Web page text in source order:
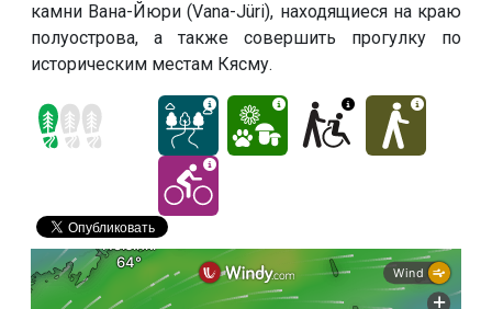
камни Вана-Йюри (Vana-Jüri), находящиеся на краю
полуострова, а также совершить прогулку по
историческим местам Кясму.